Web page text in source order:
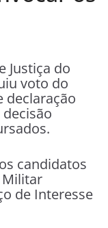
Justiça do
voto do
declaração
candidatos
Militar
de Interesse